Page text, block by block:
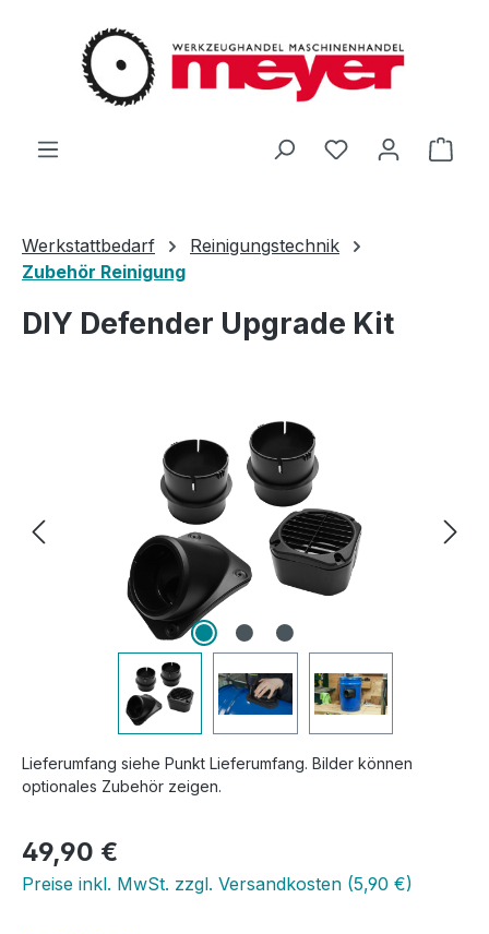
Zum Hauptinhalt springen
Du hast 0
Werkstattbedarf
Reinigungstechnik
Zubehör Reinigung
DIY Defender Upgrade Kit
Lieferumfang siehe Punkt Lieferumfang. Bilder können
optionales Zubehör zeigen.
Regulärer Preis:
49,90 €
Preise inkl. MwSt. zzgl. Versandkosten (5,90 €)